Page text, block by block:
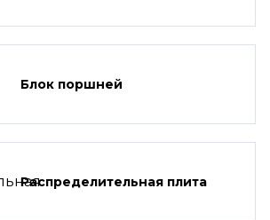
Блок поршней
Распределительная плита